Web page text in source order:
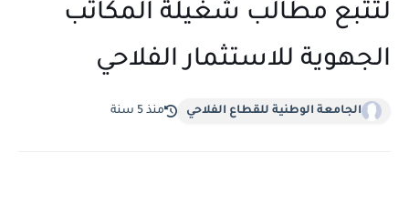
لتتبع مطالب شغيلة المكاتب
الجهوية للاستثمار الفلاحي
الجامعة الوطنية للقطاع الفلاحي منذ 5 سنة